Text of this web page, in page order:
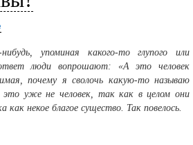
упоминая какого-то глупого или
люди вопрошают: «А это человек
почему я сволочь какую-то называю
это уже не человек, так как в целом они
как некое благое существо. Так повелось.